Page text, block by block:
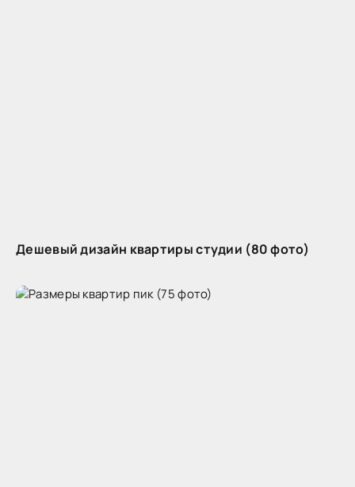
Дешевый дизайн квартиры студии (80 фото)